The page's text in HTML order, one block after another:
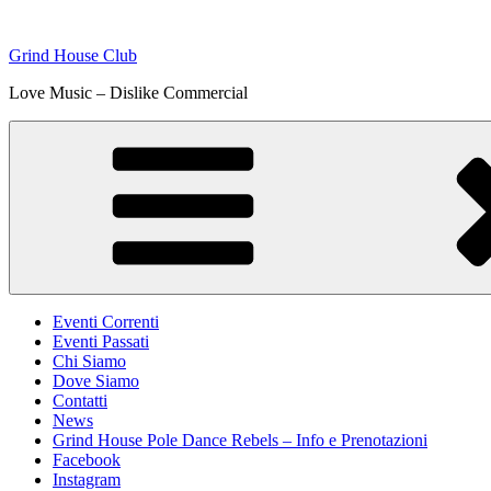
content
Grind House Club
Love Music – Dislike Commercial
Eventi Correnti
Eventi Passati
Chi Siamo
Dove Siamo
Contatti
News
Grind House Pole Dance Rebels – Info e Prenotazioni
Facebook
Instagram